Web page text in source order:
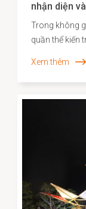
nhận diện
Trong không
quần thể kiến
và năng lực
phương.
diện và xây
hóa phi vật
góp phần
lược bảo tồn
Xem thêm